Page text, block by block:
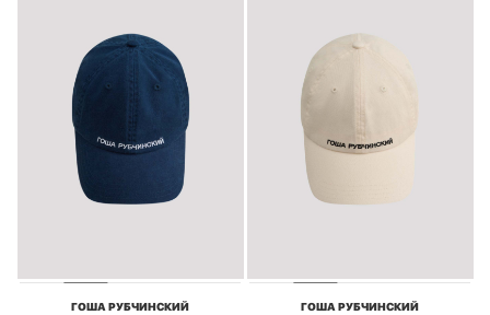
ГОША РУБЧИНСКИЙ ГОША РУБЧИНСКИЙ